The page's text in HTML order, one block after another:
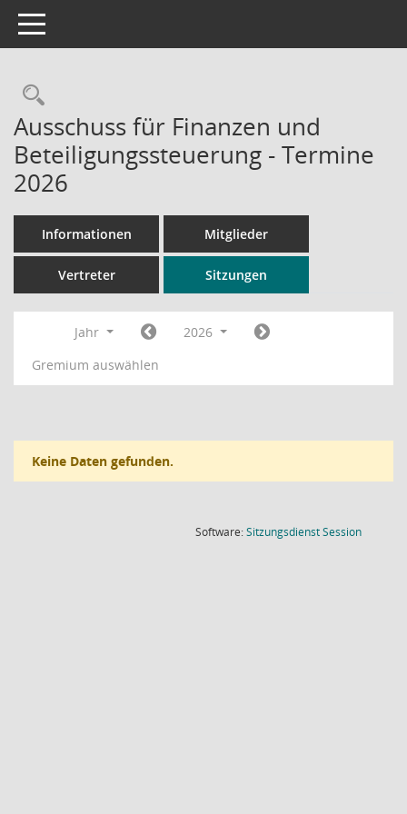
Toggle navigation
Rechercheauswahl
Ausschuss für Finanzen und
Beteiligungssteuerung - Termine
2026
Informationen Mitglieder
Vertreter Sitzungen
Jahr
2026
Gremium auswählen
Keine Daten gefunden.
Software:SitzungsdienstSession(Wird in